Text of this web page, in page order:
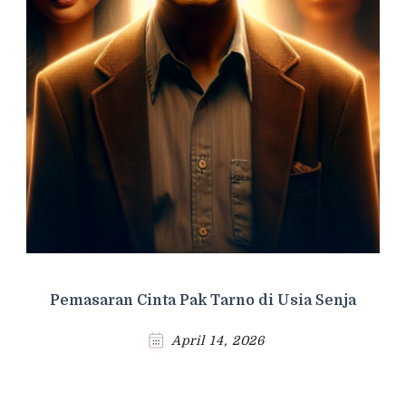
Pemasaran Cinta Pak Tarno di Usia Senja
April 14, 2026